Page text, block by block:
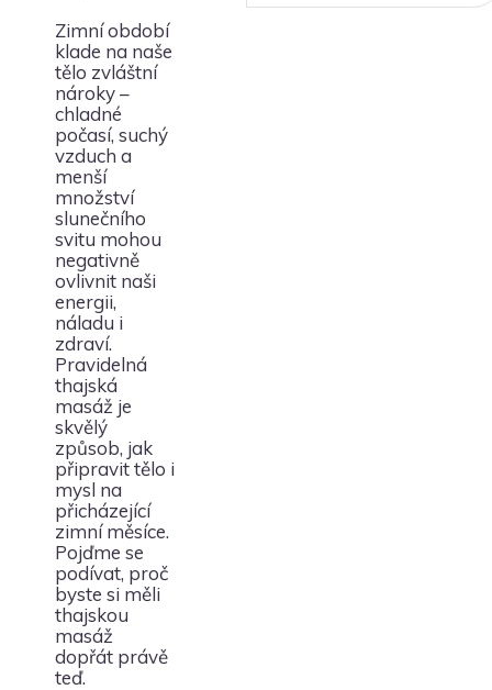
Zimní období
klade na naše
tělo zvláštní
nároky –
chladné
počasí, suchý
vzduch a
menší
množství
slunečního
svitu mohou
negativně
ovlivnit naši
energii,
náladu i
zdraví.
Pravidelná
thajská
masáž je
skvělý
způsob, jak
připravit tělo i
mysl na
přicházející
zimní měsíce.
Pojďme se
podívat, proč
byste si měli
thajskou
masáž
dopřát právě
teď.